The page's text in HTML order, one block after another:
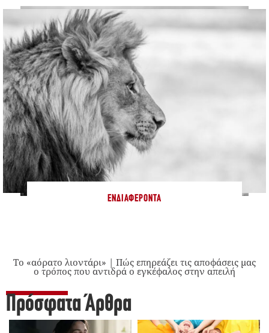
ΕΝΔΙΑΦΈΡΟΝΤΑ
Το «αόρατο λιοντάρι» | Πώς επηρεάζει τις αποφάσεις μας
ο τρόπος που αντιδρά ο εγκέφαλος στην απειλή
Πρόσφατα Άρθρα